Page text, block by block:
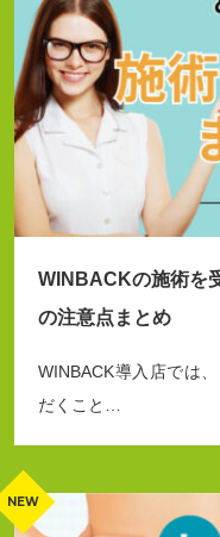
WINBACKの施術を
の注意点まとめ
WINBACK導入店では
だくこと…